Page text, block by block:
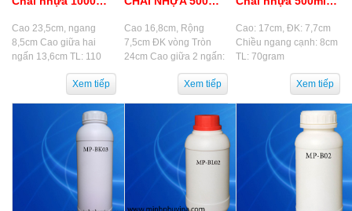
Cao 23,5cm, ngang
8,5cm Cao giữa hai
ngấn 13,6cm TL: 110
Cao 16,8cm, Rộng
7,5cm ĐK vòng Tròn
24cm Cao giữa 2 ngấn:
Cao: 17cm, ĐK: 7,7cm
Chiều ngang cạnh: 8cm
TL: 70gram